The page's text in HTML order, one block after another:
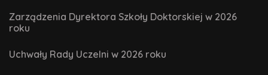
Zarządzenia Dyrektora Szkoły Doktorskiej w 2026
roku
Uchwały Rady Uczelni w 2026 roku